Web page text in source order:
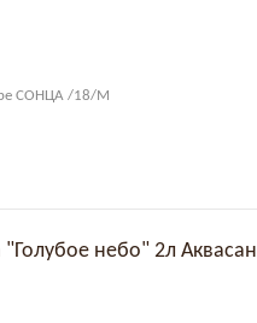
СОНЦА /18/М
небо" 2л Аквасан